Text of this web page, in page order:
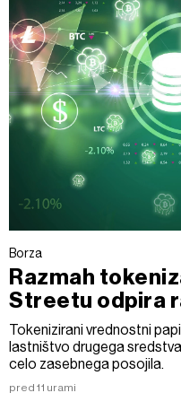
Borza
Razmah
Streetu odpira
Tokenizirani vrednostni
lastništvo drugega
celo zasebnega posojila.
pred 11 urami